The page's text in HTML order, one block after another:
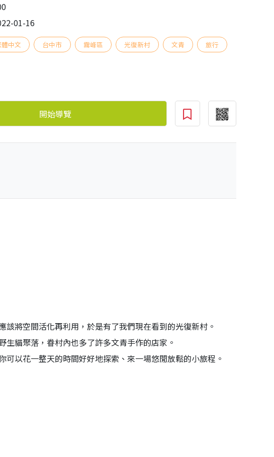
01-16
中文 台中市 霧峰區 光復新村 文青 旅行
開始導覽
將空間活化再利用，於是有了我們現在看到的光復新村。
貓聚落，眷村內也多了許多文青手作的店家。
以花一整天的時間好好地探索、來一場悠閒放鬆的小旅程。